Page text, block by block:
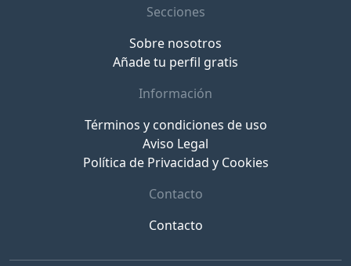
Secciones
Sobre nosotros
Añade tu perfil gratis
Información
Términos y condiciones de uso
Aviso Legal
Política de Privacidad y Cookies
Contacto
Contacto